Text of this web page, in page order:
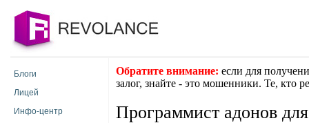
Блоги
Лицей
Инфо-центр
Обратите внимание: если для
залог, знайте - это мошенники. Те, кто
Программист адонов